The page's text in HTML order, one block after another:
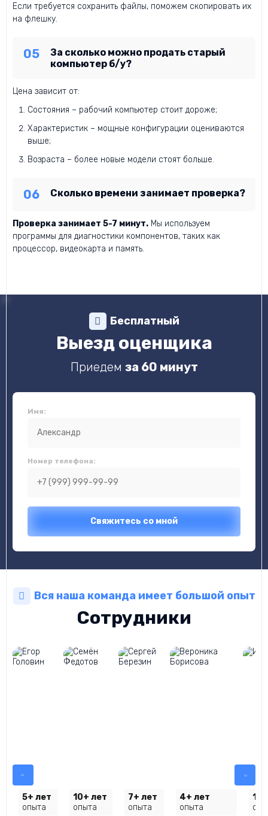
Если требуется сохранить файлы, поможем скопировать их
на флешку.
За сколько можно продать старый
компьютер б/у?
Цена зависит от:
Состояния – рабочий компьютер стоит дороже;
Характеристик – мощные конфигурации оцениваются
выше;
Возраста – более новые модели стоят больше.
Сколько времени занимает проверка?
Проверка занимает 5-7 минут. Мы используем
программы для диагностики компонентов, таких как
процессор, видеокарта и память.
Бесплатный
Выезд оценщика
Приедем за 60 минут
Имя:
Номер телефона:
Вся наша команда имеет большой опыт
Сотрудники
5+ лет
опыта
10+ лет
опыта
7+ лет
опыта
4+ лет
опыта